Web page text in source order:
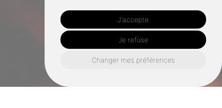
J'accepte
Je refuse
Changer mes préférences